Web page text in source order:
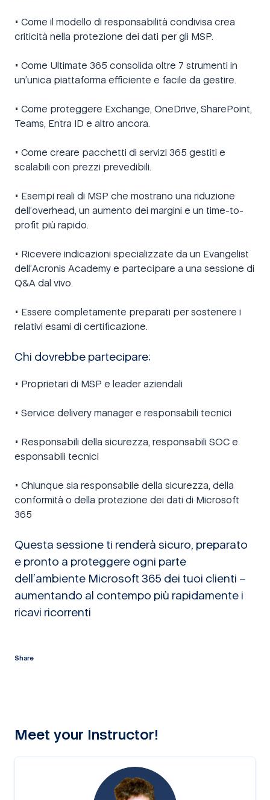
• Come il modello di responsabilità condivisa crea
criticità nella protezione dei dati per gli MSP.
• Come Ultimate 365 consolida oltre 7 strumenti in
un’unica piattaforma efficiente e facile da gestire.
• Come proteggere Exchange, OneDrive, SharePoint,
Teams, Entra ID e altro ancora.
• Come creare pacchetti di servizi 365 gestiti e
scalabili con prezzi prevedibili.
• Esempi reali di MSP che mostrano una riduzione
dell’overhead, un aumento dei margini e un time-to-
profit più rapido.
• Ricevere indicazioni specializzate da un Evangelist
dell’Acronis Academy e partecipare a una sessione di
Q&A dal vivo.
• Essere completamente preparati per sostenere i
relativi esami di certificazione.
Chi dovrebbe partecipare:
• Proprietari di MSP e leader aziendali
• Service delivery manager e responsabili tecnici
• Responsabili della sicurezza, responsabili SOC e
esponsabili tecnici
• Chiunque sia responsabile della sicurezza, della
conformità o della protezione dei dati di Microsoft
365
Questa sessione ti renderà sicuro, preparato
e pronto a proteggere ogni parte
dell’ambiente Microsoft 365 dei tuoi clienti –
aumentando al contempo più rapidamente i
ricavi ricorrenti
Share
Meet your Instructor!